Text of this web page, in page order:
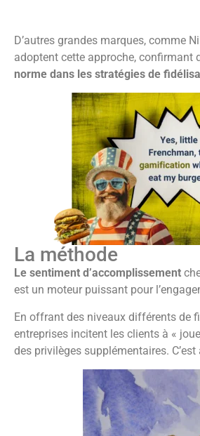
D’autres grandes marques, comme
adoptent cette approche, confirmant
norme dans les stratégies de
La méthode
Le sentiment d’accomplissement
est un moteur puissant pour
En offrant des niveaux différents de
entreprises incitent les clients à «
des privilèges supplémentaires.